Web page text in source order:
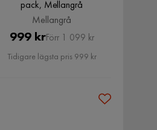
pack, Mellangrå
Mellangrå
Pris
999 kr Original
Pris
Förr 1 099 kr
Tidigare lägsta pris 999 kr